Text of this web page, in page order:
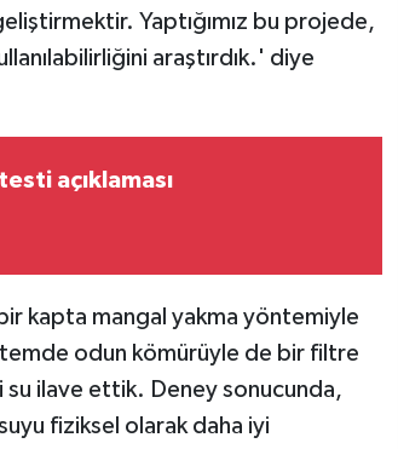
Yaptığımız bu projede,
araştırdık.' diye
açıklaması
bir kapta mangal yakma yöntemiyle
odun kömürüyle de bir filtre
su ilave ettik. Deney sonucunda,
fiziksel olarak daha iyi